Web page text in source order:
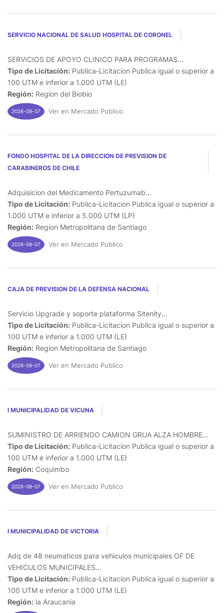
SERVICIO NACIONAL DE SALUD HOSPITAL DE CORONEL
SERVICIOS DE APOYO CLINICO PARA PROGRAMAS...
Tipo de Licitación: Publica-Licitacion Publica igual o superior a
100 UTM e inferior a 1.000 UTM (LE)
Región: Region del Biobio
2026-08-07 Ver en Mercado Publico
FONDO HOSPITAL DE LA DIRECCION DE PREVISION DE
CARABINEROS DE CHILE
Adquisicion del Medicamento Pertuzumab...
Tipo de Licitación: Publica-Licitacion Publica igual o superior a
1.000 UTM e inferior a 5.000 UTM (LP)
Región: Region Metropolitana de Santiago
2026-08-07 Ver en Mercado Publico
CAJA DE PREVISION DE LA DEFENSA NACIONAL
Servicio Upgrade y soporte plataforma Sitenity...
Tipo de Licitación: Publica-Licitacion Publica igual o superior a
100 UTM e inferior a 1.000 UTM (LE)
Región: Region Metropolitana de Santiago
2026-08-07 Ver en Mercado Publico
I MUNICIPALIDAD DE VICUNA
SUMINISTRO DE ARRIENDO CAMION GRUA ALZA HOMBRE...
Tipo de Licitación: Publica-Licitacion Publica igual o superior a
100 UTM e inferior a 1.000 UTM (LE)
Región: Coquimbo
2026-08-07 Ver en Mercado Publico
I MUNICIPALIDAD DE VICTORIA
Adq de 48 neumaticos para vehiculos municipales OF DE
VEHICULOS MUNICIPALES...
Tipo de Licitación: Publica-Licitacion Publica igual o superior a
100 UTM e inferior a 1.000 UTM (LE)
Región: la Araucania